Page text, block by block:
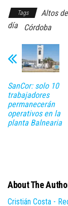
Tags Altos
día
Córdoba
SanCor: solo 10
trabajadores
permanecerán
operativos en la
planta Balnearia
About The
Cristián Costa -